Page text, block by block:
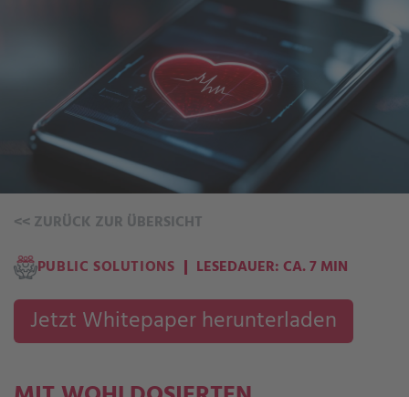
<< ZURÜCK ZUR ÜBERSICHT
PUBLIC SOLUTIONS LESEDAUER: CA. 7 MIN
Jetzt Whitepaper herunterladen